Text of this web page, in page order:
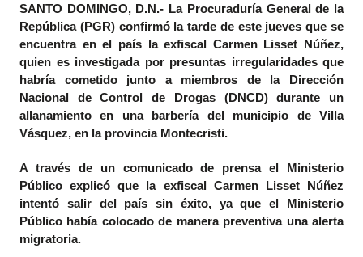
SANTO DOMINGO, D.N.- La Procuraduría General de la
República (PGR) confirmó la tarde de este jueves que se
encuentra en el país la exfiscal Carmen Lisset Núñez,
quien es investigada por presuntas irregularidades que
habría cometido junto a miembros de la Dirección
Nacional de Control de Drogas (DNCD) durante un
allanamiento en una barbería del municipio de Villa
Vásquez, en la provincia Montecristi.
A través de un comunicado de prensa el Ministerio
Público explicó que la exfiscal Carmen Lisset Núñez
intentó salir del país sin éxito, ya que el Ministerio
Público había colocado de manera preventiva una alerta
migratoria.